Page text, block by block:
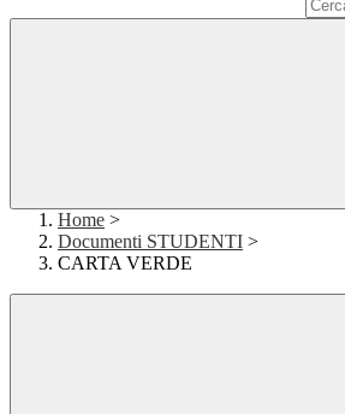
Home >
Documenti STUDENTI >
CARTA VERDE